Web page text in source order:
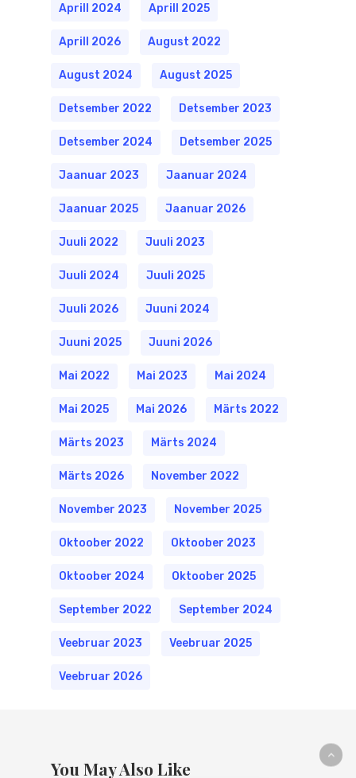
Aprill 2024 Aprill 2025
Aprill 2026 August 2022
August 2024 August 2025
Detsember 2022 Detsember 2023
Detsember 2024 Detsember 2025
Jaanuar 2023 Jaanuar 2024
Jaanuar 2025 Jaanuar 2026
Juuli 2022 Juuli 2023
Juuli 2024 Juuli 2025
Juuli 2026 Juuni 2024
Juuni 2025 Juuni 2026
Mai 2022 Mai 2023 Mai 2024
Mai 2025 Mai 2026 Märts 2022
Märts 2023 Märts 2024
Märts 2026 November 2022
November 2023 November 2025
Oktoober 2022 Oktoober 2023
Oktoober 2024 Oktoober 2025
September 2022 September 2024
Veebruar 2023 Veebruar 2025
Veebruar 2026
You May Also Like